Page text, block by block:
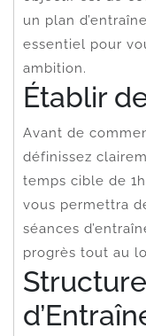
un plan
essentiel pour
ambition.
Établir
Avant de
définissez
temps cible de
vous permettra
séances
progrès tout au